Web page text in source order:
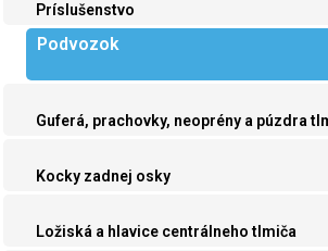
Príslušenstvo
Podvozok
Guferá, prachovky, neoprény a púzdra
Kocky zadnej osky
Ložiská a hlavice centrálneho tlmiča